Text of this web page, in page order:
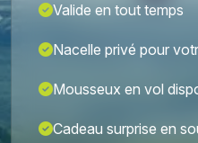
Valide en tout temps
Nacelle privé pour
Mousseux en vol
Cadeau surprise en